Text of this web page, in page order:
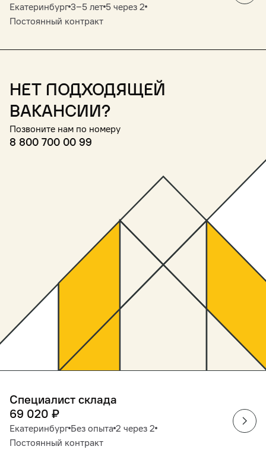
Екатеринбург 3‒5 лет 5 через 2
Постоянный контракт
Нет подходящей
вакансии?
Позвоните нам по номеру
8 800 700 00 99
Специалист склада
69 020 ₽
Екатеринбург Без опыта 2 через 2
Постоянный контракт